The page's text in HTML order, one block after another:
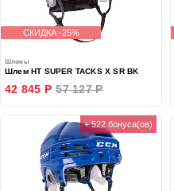
СКИДКА -25%
Шлемы
Шлем HT SUPER TACKS X SR BK
42 845 Р 57 127 Р
+ 522 бонуса(ов)